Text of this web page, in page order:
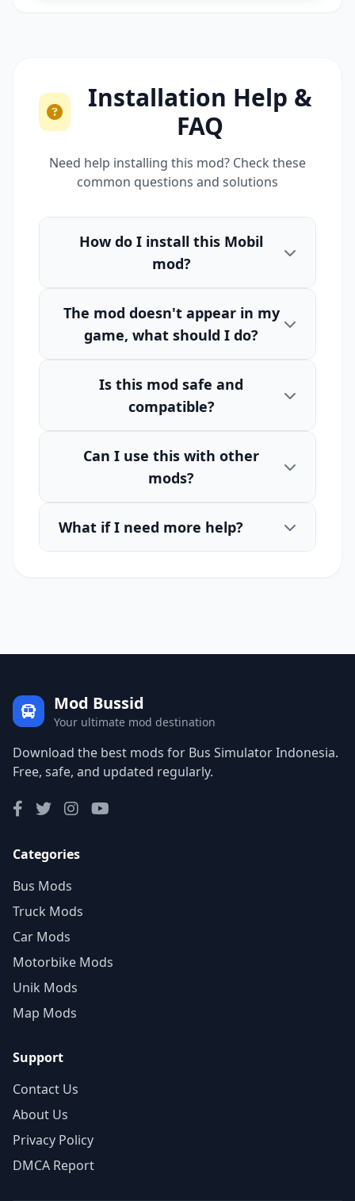
Installation Help &
FAQ
Need help installing this mod? Check these
common questions and solutions
How do I install this Mobil
mod?
The mod doesn't appear in my
game, what should I do?
Is this mod safe and
compatible?
Can I use this with other
mods?
What if I need more help?
Mod Bussid
Your ultimate mod destination
Download the best mods for Bus Simulator Indonesia.
Free, safe, and updated regularly.
Categories
Bus Mods
Truck Mods
Car Mods
Motorbike Mods
Unik Mods
Map Mods
Support
Contact Us
About Us
Privacy Policy
DMCA Report